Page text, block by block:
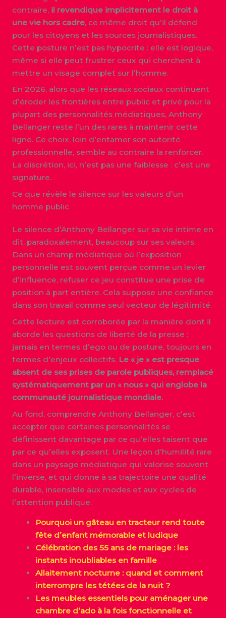
contraire, il revendique implicitement le droit à
une vie hors cadre, ce même droit qu’il défend
pour les citoyens et les sources journalistiques.
Cette posture n’est pas hypocrite : elle est logique,
même si elle peut frustrer ceux qui cherchent à
mettre un visage complet sur l’homme.
En 2026, alors que les réseaux sociaux continuent
d’éroder les frontières entre public et privé pour la
plupart des personnalités médiatiques, Anthony
Bellanger reste l’un des rares à maintenir cette
ligne. Ce choix, loin d’entamer son autorité
professionnelle, semble au contraire la renforcer.
La discrétion, ici, n’est pas une faiblesse : c’est une
signature.
Ce que révèle le silence sur les valeurs d’un
homme public
Le silence d’Anthony Bellanger sur sa vie intime en
dit, paradoxalement, beaucoup sur ses valeurs.
Dans un champ médiatique où l’exposition
personnelle est souvent perçue comme un levier
d’influence, refuser ce jeu constitue une prise de
position à part entière. Cela suppose une confiance
dans son travail comme seul vecteur de légitimité.
Cette lecture est corroborée par la manière dont il
aborde les questions de liberté de la presse :
jamais en termes d’ego ou de posture, toujours en
termes d’enjeux collectifs. Le « je » est presque
absent de ses prises de parole publiques, remplacé
systématiquement par un « nous » qui englobe la
communauté journalistique mondiale.
Au fond, comprendre Anthony Bellanger, c’est
accepter que certaines personnalités se
définissent davantage par ce qu’elles taisent que
par ce qu’elles exposent. Une leçon d’humilité rare
dans un paysage médiatique qui valorise souvent
l’inverse, et qui donne à sa trajectoire une qualité
durable, insensible aux modes et aux cycles de
l’attention publique.
Pourquoi un gâteau en tracteur rend toute
fête d’enfant mémorable et ludique
Célébration des 55 ans de mariage : les
instants inoubliables en famille
Allaitement nocturne : quand et comment
interrompre les tétées de la nuit ?
Les meubles essentiels pour aménager une
chambre d’ado à la fois fonctionnelle et